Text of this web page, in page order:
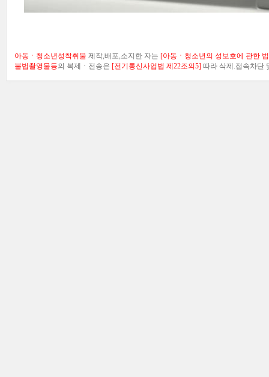
아동ㆍ청소년성착취물 제작,배포,소지한 자는 [아동ㆍ청소년의 성보호에 관한
불법촬영물등의 복제ㆍ전송은 [전기통신사업법 제22조의5] 따라 삭제.접속차단